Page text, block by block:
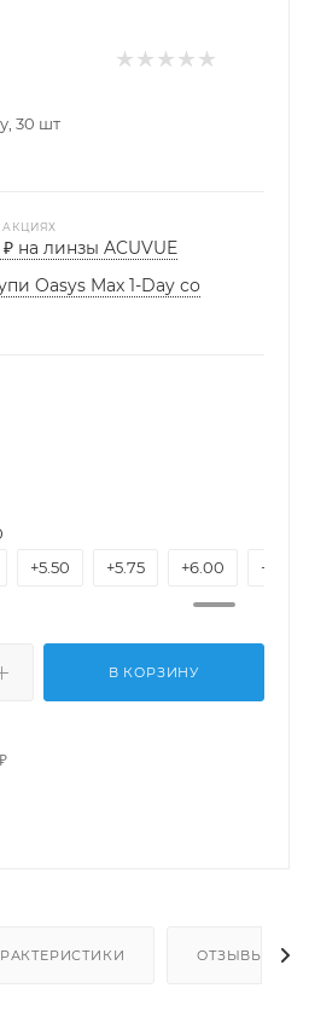
30 шт
АКЦИЯХ
на линзы ACUVUE
Oasys Max 1-Day со
+5.50 +5.75 +6.00 +6.50
В КОРЗИНУ
ОТЗЫВЫ